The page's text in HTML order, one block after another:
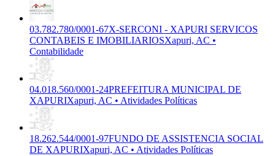
03.782.780/0001-67X-SERCONI - XAPURI SERVICOS
CONTABEIS E IMOBILIARIOSXapuri, AC •
Contabilidade
04.018.560/0001-24PREFEITURA MUNICIPAL DE
XAPURIXapuri, AC • Atividades Políticas
18.262.544/0001-97FUNDO DE ASSISTENCIA SOCIAL
DE XAPURIXapuri, AC • Atividades Políticas